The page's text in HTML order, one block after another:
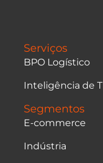
Serviços
Segmentos
BPO Logístico
Inteligência de
E-commerce
Indústria